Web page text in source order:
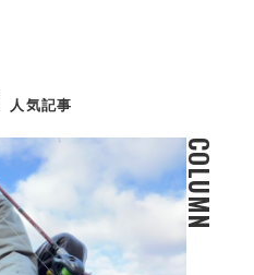
人気記事
COLUMN